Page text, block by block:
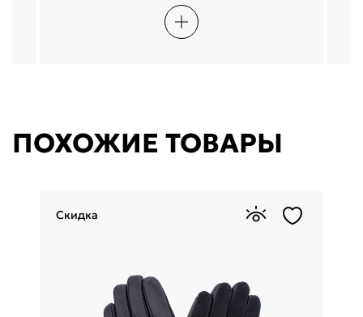
ПОХОЖИЕ ТОВАРЫ
Скидка